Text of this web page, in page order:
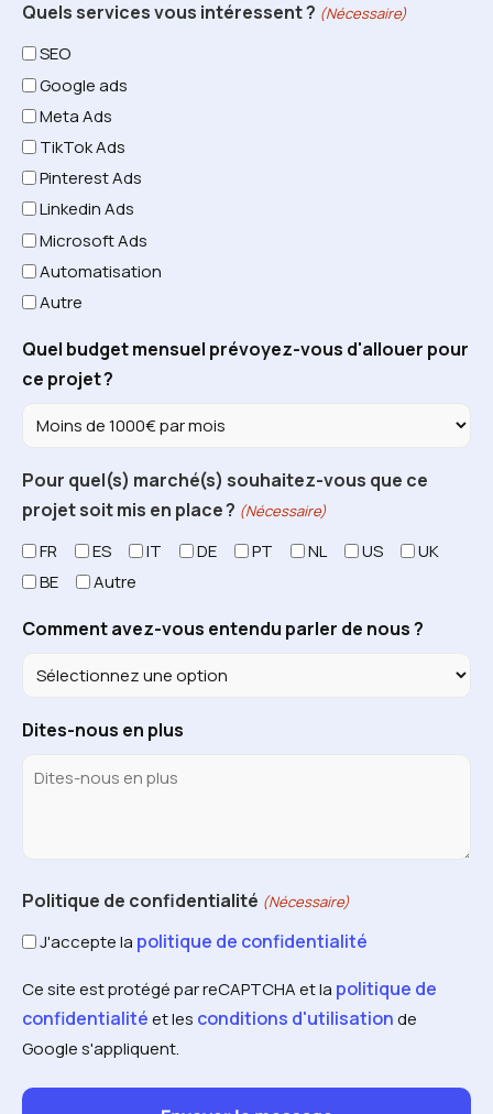
Quels services vous intéressent ? (Nécessaire)
SEO
Google ads
Meta Ads
TikTok Ads
Pinterest Ads
Linkedin Ads
Microsoft Ads
Automatisation
Autre
Quel budget mensuel prévoyez-vous d'allouer pour
ce projet ?
Pour quel(s) marché(s) souhaitez-vous que ce
projet soit mis en place ? (Nécessaire)
FR ES IT DE PT NL US
UK
BE
Autre
Comment avez-vous entendu parler de nous ?
Dites-nous en plus
Politique de confidentialité (Nécessaire)
J'accepte la politique de confidentialité
Ce site est protégé par reCAPTCHA et la politique de
confidentialitéet les conditions d'utilisationde
Google s'appliquent.